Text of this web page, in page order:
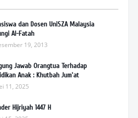
dan Dosen UniSZA Malaysia
Al-Fatah
19, 2013
Jawab Orangtua Terhadap
Anak : Khutbah Jum'at
11, 2025
Hijriyah 1447 H